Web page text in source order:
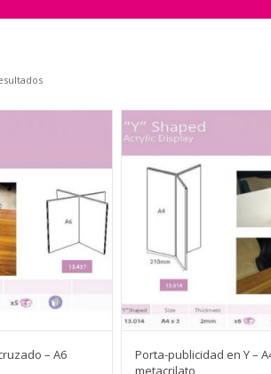
– A6
Porta-publicidad en Y –
metacrilato